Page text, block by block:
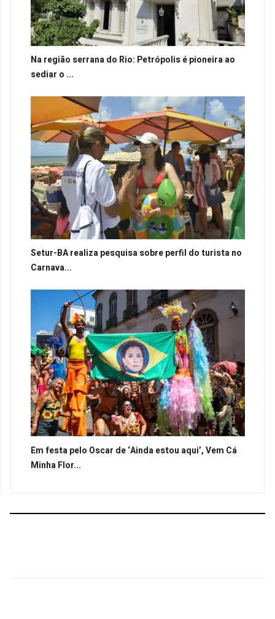
Na região serrana do Rio: Petrópolis é pioneira ao
sediar o ...
Setur-BA realiza pesquisa sobre perfil do turista no
Carnava...
Em festa pelo Oscar de ‘Ainda estou aqui’, Vem Cá
Minha Flor...